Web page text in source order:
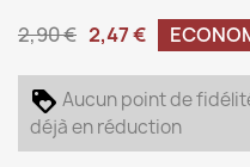
2,90 € 2,47 €
Aucun point de
déjà en réduction